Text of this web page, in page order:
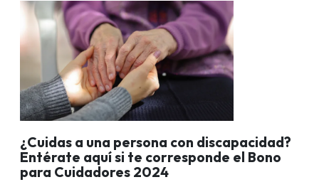
¿Cuidas a una persona con discapacidad?
Entérate aquí si te corresponde el Bono
para Cuidadores 2024